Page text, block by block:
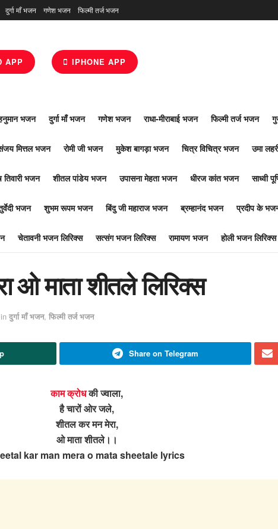
दुर्गा माँ भजन गणेश भजन फिल्मी तर्ज भजन
APP IPHONE APP
भजन दुर्गा माँ भजन गणेश भजन राधा-मीराबाई भजन फिल्मी तर्ज भजन
मित्तल भजन रोमी जी भजन मुकेश बागड़ा भजन चित्र विचित्र भजन उमा
तिवारी भजन शीतल पांडेय भजन उपासना मेहता भजन धीरज कांत भजन साध्वी
भजन शुभम रूपम भजन बिंदु जी महाराज भजन ब्रम्हानंद भजन प्रदीप के
चेतावनी भजन लिरिक्स सत्संग भजन लिरिक्स रामायण भजन होली भजन लिरिक्स
ओ माता शीतले लिरिक्स
in दुर्गा माँ भजन, फिल्मी तर्ज भजन
Share on Telegram
काम क्रोधकी ज्वाला,
है चारों ओर जले,
शीतल कर मन मेरा,
ओ माता शीतले।।
kar man mera o mata sheetale lyrics